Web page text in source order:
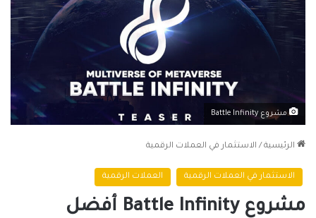
مشروع Battle Infinity
الرئيسية / الاستثمار في العملات الرقمية
الاستثمار في العملات الرقمية العملات الرقمية
مشروع Battle Infinity أفضل